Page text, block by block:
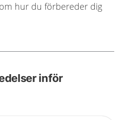
hur du förbereder dig
inför